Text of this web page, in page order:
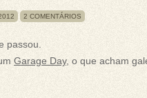
2 COMENTÁRIOS
passou.
Garage Day, o que acham